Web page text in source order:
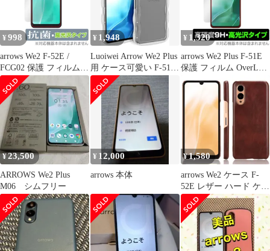
にくい ストラップホー
ル付き ワイヤレス充電
対応 Qi充電対応 精密設
計 おしゃれ かわい 0
¥ 998
arrows We2 F-52E /
FCG02 保護 フィルム
OverLay 抗菌 Brilliant
for アローズ スマホ
Hydro Ag+ 抗菌 抗ウイ
ルス 高光沢
¥ 1,948
Luoiwei Arrow We2 Plus
用 ケース可愛い F-51E
用 カバー クリア
ArrowsWe2 Plus M06 用
保護ケース かわいい ウ
ェーブ おしゃれ 韓国
あんしんファミリース
マホ TPU 薄型 軽量 耐
¥ 1,320
arrows We2 Plus F-51E
保護 フィルム OverLay
9H Brilliant for アロー
ズ スマホ 9H インカメ
ラ穴なし 高硬度 透明
高光沢
¥23,500
ARROWS We2 Plus
M06 シムフリー
¥ 12,000
arrows 本体
¥1,580
arrows We2 ケース F-
52E レザー ハード ケー
ス 【Color】ブラウン